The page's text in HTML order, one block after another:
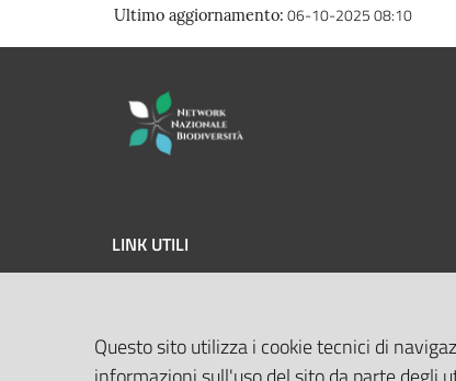
Ultimo aggiornamento: 06-10-2025 08:10
LINK UTILI
ISPRA
Questo sito utilizza i cookie tecnici di